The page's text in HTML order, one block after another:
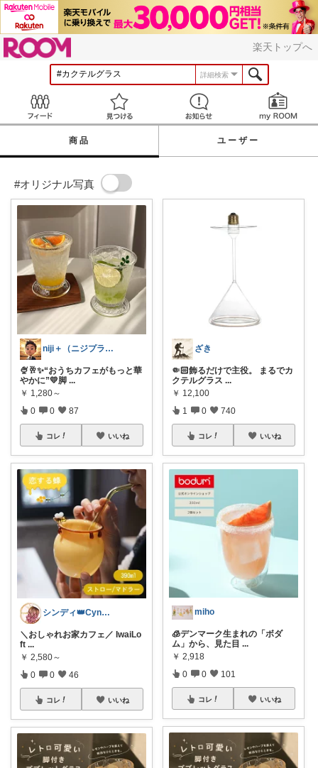
楽天トップへ
詳細検索
見つける お知らせ
商品 ユーザー
#オリジナル写真
niji＋（ニジプラス）感謝しています
🍨🥂✨“おうちカフェがもっと華
やかに”💛脚 ...
￥ 1,280～
0 0 87
コレ いいね
シンディ👑Cyndi👑
＼おしゃれお家カフェ／ IwaiLo
ft ...
￥ 2,580～
0 0 46
コレ いいね
ざき
🤏🏻飾るだけで主役。 まるでカ
クテルグラス ...
￥ 12,100
1 0 740
コレ いいね
miho
🧊デンマーク生まれの「ボダ
ム」から、見た目 ...
￥ 2,918
0 0 101
コレ いいね